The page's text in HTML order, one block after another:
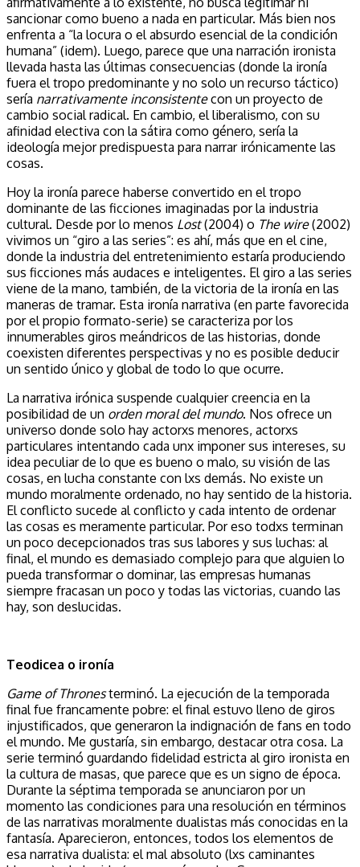
sancionar como bueno a nada en particular. Más bien nos
enfrenta a “la locura o el absurdo esencial de la condición
humana” (idem). Luego, parece que una narración ironista
llevada hasta las últimas consecuencias (donde la ironía
fuera el tropo predominante y no solo un recurso táctico)
sería narrativamente inconsistentecon un proyecto de
cambio social radical. En cambio, el liberalismo, con su
afinidad electiva con la sátira como género, sería la
ideología mejor predispuesta para narrar irónicamente las
cosas.
Hoy la ironía parece haberse convertido en el tropo
dominante de las ficciones imaginadas por la industria
cultural. Desde por lo menos Lost(2004) o The wire(2002)
vivimos un “giro a las series”: es ahí, más que en el cine,
donde la industria del entretenimiento estaría produciendo
sus ficciones más audaces e inteligentes. El giro a las series
viene de la mano, también, de la victoria de la ironía en las
maneras de tramar. Esta ironía narrativa (en parte favorecida
por el propio formato-serie) se caracteriza por los
innumerables giros meándricos de las historias, donde
coexisten diferentes perspectivas y no es posible deducir
un sentido único y global de todo lo que ocurre.
La narrativa irónica suspende cualquier creencia en la
posibilidad de un orden moral del mundo. Nos ofrece un
universo donde solo hay actorxs menores, actorxs
particulares intentando cada unx imponer sus intereses, su
idea peculiar de lo que es bueno o malo, su visión de las
cosas, en lucha constante con lxs demás. No existe un
mundo moralmente ordenado, no hay sentido de la historia.
El conflicto sucede al conflicto y cada intento de ordenar
las cosas es meramente particular. Por eso todxs terminan
un poco decepcionados tras sus labores y sus luchas: al
final, el mundo es demasiado complejo para que alguien lo
pueda transformar o dominar, las empresas humanas
siempre fracasan un poco y todas las victorias, cuando las
hay, son deslucidas.
Teodicea o ironía
Game of Thronesterminó. La ejecución de la temporada
final fue francamente pobre: el final estuvo lleno de giros
injustificados, que generaron la indignación de fans en todo
el mundo. Me gustaría, sin embargo, destacar otra cosa. La
serie terminó guardando fidelidad estricta al giro ironista en
la cultura de masas, que parece que es un signo de época.
Durante la séptima temporada se anunciaron por un
momento las condiciones para una resolución en términos
de las narrativas moralmente dualistas más conocidas en la
fantasía. Aparecieron, entonces, todos los elementos de
esa narrativa dualista: el mal absoluto (lxs caminantes